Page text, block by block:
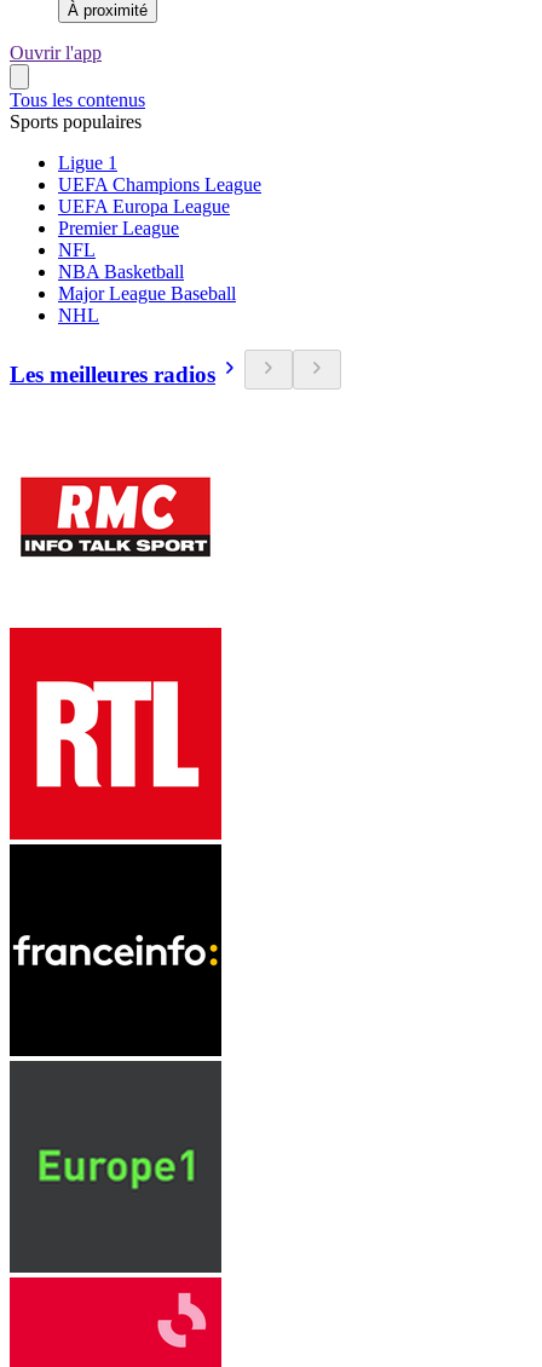
À proximité
Ouvrir l'app
Tous les contenus
Sports populaires
Ligue 1
UEFA Champions League
UEFA Europa League
Premier League
NFL
NBA Basketball
Major League Baseball
NHL
Les meilleures radios